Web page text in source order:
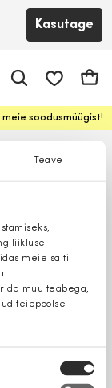
Teave
liikluse
meie saiti
muu teabega,
teiepoolse
Kasutage
soodusmüügist!